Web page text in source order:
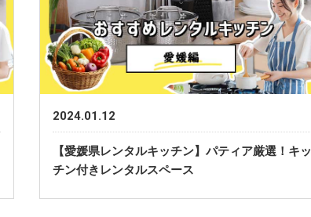
2024.01.12
【愛媛県レンタルキッチン】パティア厳選！キッ
チン付きレンタルスペース